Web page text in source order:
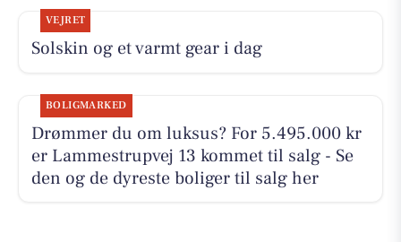
VEJRET
Solskin og et varmt gear i dag
BOLIGMARKED
Drømmer du om luksus? For 5.495.000 kr
er Lammestrupvej 13 kommet til salg - Se
den og de dyreste boliger til salg her